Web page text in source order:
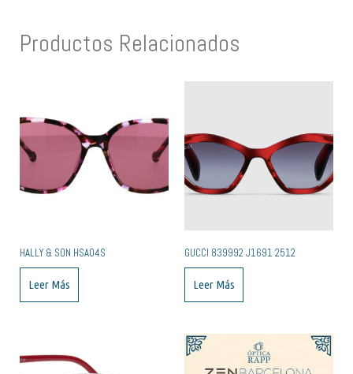
Productos Relacionados
HALLY & SON HSA04S
Leer Más
GUCCI ‎839992 J1691 2512
Leer Más